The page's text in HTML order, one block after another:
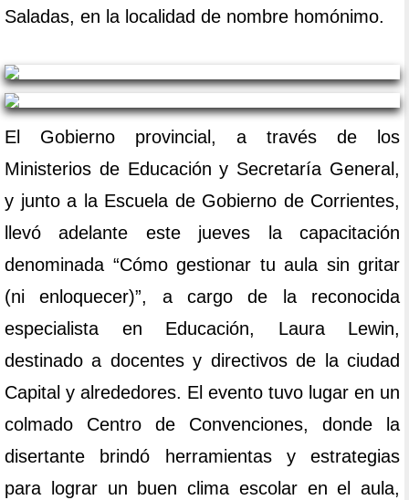
Saladas, en la localidad de nombre homónimo.
El Gobierno provincial, a través de los
Ministerios de Educación y Secretaría General,
y junto a la Escuela de Gobierno de Corrientes,
llevó adelante este jueves la capacitación
denominada “Cómo gestionar tu aula sin gritar
(ni enloquecer)”, a cargo de la reconocida
especialista en Educación, Laura Lewin,
destinado a docentes y directivos de la ciudad
Capital y alrededores. El evento tuvo lugar en un
colmado Centro de Convenciones, donde la
disertante brindó herramientas y estrategias
para lograr un buen clima escolar en el aula,